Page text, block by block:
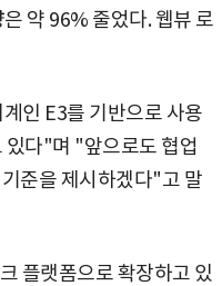
약 96% 줄었다. 웹뷰 로
인 E3를 기반으로 사용
있다"며 "앞으로도 협업
준을 제시하겠다"고 말
플랫폼으로 확장하고 있